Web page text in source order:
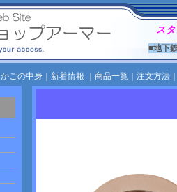
ス
■地下
かごの中身｜ 新着情報 商品一覧｜ 注文方法